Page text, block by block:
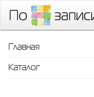
Главная
Каталог